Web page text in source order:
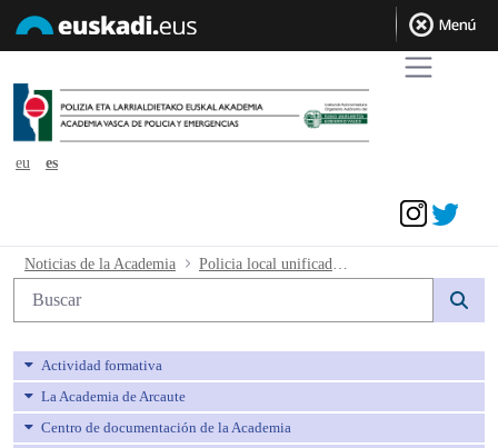
eu
es
Policia local unificada _ Resultados
Noticias de la Academia
Búsqueda web
Actividad formativa
La Academia de Arcaute
Centro de documentación de la Academia